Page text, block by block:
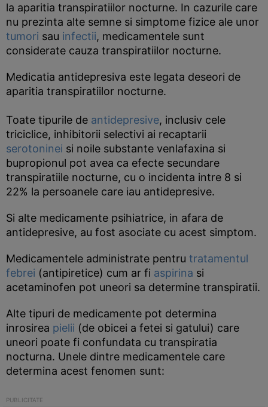
la aparitia transpiratiilor nocturne. In cazurile care
nu prezinta alte semne si simptome fizice ale unor
tumori sau infectii, medicamentele sunt
considerate cauza transpiratiilor nocturne.
Medicatia antidepresiva este legata deseori de
aparitia transpiratiilor nocturne.
Toate tipurile de antidepresive, inclusiv cele
triciclice, inhibitorii selectivi ai recaptarii
serotoninei si noile substante venlafaxina si
bupropionul pot avea ca efecte secundare
transpiratiile nocturne, cu o incidenta intre 8 si
22% la persoanele care iau antidepresive.
Si alte medicamente psihiatrice, in afara de
antidepresive, au fost asociate cu acest simptom.
Medicamentele administrate pentru tratamentul
febrei (antipiretice) cum ar fi aspirina si
acetaminofen pot uneori sa determine transpiratii.
Alte tipuri de medicamente pot determina
inrosirea pielii (de obicei a fetei si gatului) care
uneori poate fi confundata cu transpiratia
nocturna. Unele dintre medicamentele care
determina acest fenomen sunt: